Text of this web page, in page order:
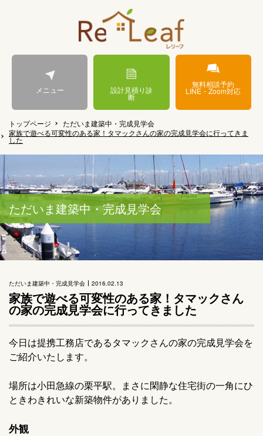
メニュー 設計見積り診
断
無料相談予約
LINE・Zoom対応
トップページ
ただいま建築中・完成見学会
家族で遊べる可変性のある家！タマックさんの家の完成見学会に行ってきま
した
ただいま建築中・完成見学会
ただいま建築中・完成見学会 2016.02.13
家族で遊べる可変性のある家！タマックさん
の家の完成見学会に行ってきました
今日は提携工務店であるタマックさんの家の完成見学会を
ご紹介いたします。
場所は小田急線の栗平駅。まさに閑静な住宅街の一角にひ
ときわきれいな新築物件がありました。
外観